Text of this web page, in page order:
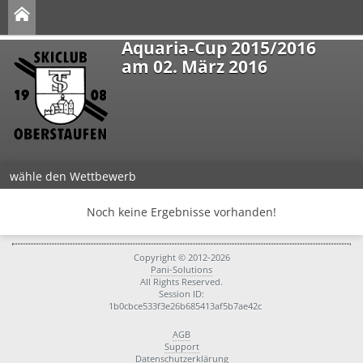
Aquaria-Cup 2015/2016
am 02. März 2016
wähle den Wettbewerb
Noch keine Ergebnisse vorhanden!
Copyright © 2012-2026
Pani-Solutions
All Rights Reserved.
Session ID:
1b0cbce533f3e26b685413af5b7ae42c
AGB
Support
Datenschutzerklärung